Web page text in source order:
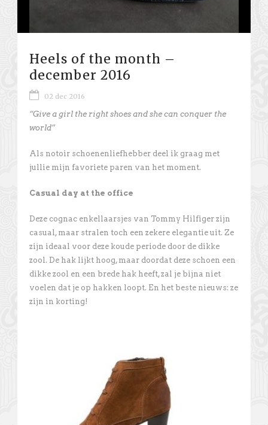
Heels of the month –
december 2016
02 dec 2016
“Give a girl the right shoes and she can conquer the
world”
Als notoir schoenenliefhebber deel ik graag met
jullie mijn favoriete paren van het moment.
Casual day at the office
Deze cognac enkellaarsjes van Tommy Hilfiger zijn
casual, maar stralen toch een zekere elegantie uit. Ze
zijn ideaal voor deze koude periode door de dikke
zool. De hak lijkt hoog, maar doordat deze schoen een
dikke zool en een brede hak heeft, zal je bijna niet
voelen dat je op hakken loopt. En het beste nieuws: ze
zijn in korting!